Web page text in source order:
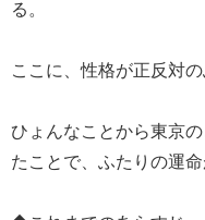
る。
ここに、性格が正反対の
ひょんなことから東京
たことで、ふたりの運